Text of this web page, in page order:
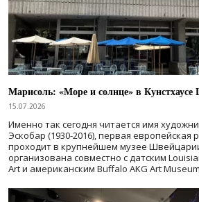
Марисоль: «Море и солнце» в
15.07.2026
Именно так сегодня читается имя
Эскобар (1930-2016), первая европейская
проходит в крупнейшем музее
организована совместно с датским
Art и американским Buffalo AKG Art